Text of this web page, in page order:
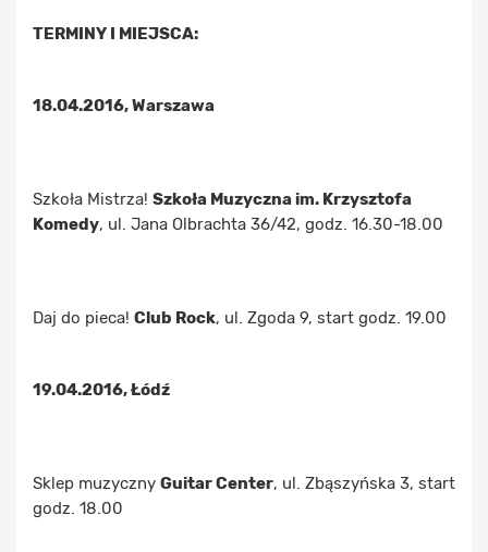
TERMINY I MIEJSCA:
18.04.2016, Warszawa
Szkoła Mistrza! Szkoła Muzyczna im. Krzysztofa
Komedy, ul. Jana Olbrachta 36/42, godz. 16.30-18.00
Daj do pieca! Club Rock, ul. Zgoda 9, start godz. 19.00
19.04.2016, Łódź
Sklep muzyczny Guitar Center, ul. Zbąszyńska 3, start
godz. 18.00